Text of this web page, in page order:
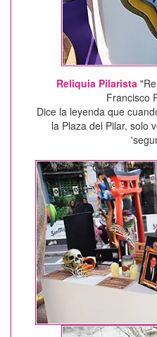
Reliquia Pilarista
Francisco
Dice la leyenda que
la Plaza del Pilar, solo